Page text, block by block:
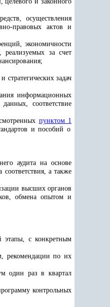
осуществления
правовых актов и
экономичности
реализуемых за счет
стратегических задач
информационных
соответствие
пунктом 1
и пособий о
аудита на основе
а также
высших органов
обмена опытом и
этапы, с конкретным
рекомендации по их
один раз в квартал
контрольных